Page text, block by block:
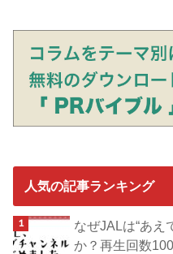
人気の記事ランキング
なぜJALは“あえ
か？再生回数